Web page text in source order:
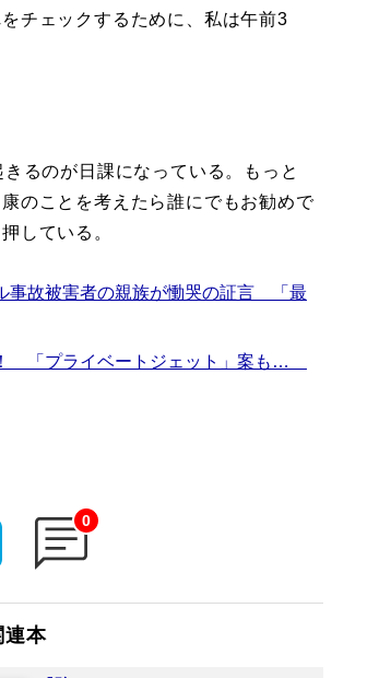
チェックするために、私は午前3
るのが日課になっている。もっと
のことを考えたら誰にでもお勧めで
している。
事故被害者の親族が慟哭の証言 「最
「プライベートジェット」案も…
0
連本